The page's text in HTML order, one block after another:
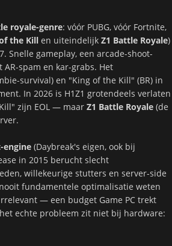
royale-genre: vóór PUBG, vóór Fortnite,
the Kill en uiteindelijk Z1 Battle Royale)
Snelle gameplay, een arcade-shoot-
AR-spam en kar-grabs. Het
survival) en "King of the Kill" (BR) in
In 2026 is H1Z1 grotendeels verlaten
zijn EOL — maar Z1 Battle Royale (de
engine (Daybreak's eigen, ook bij
in 2015 berucht slecht
willekeurige stutters en server-side
fundamentele optimalisatie weten
— een budget Game PC trekt
echte probleem zit niet bij hardware: